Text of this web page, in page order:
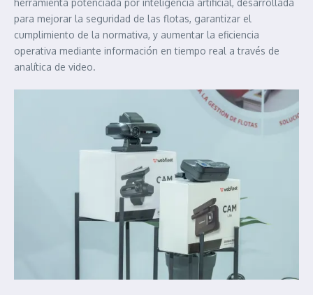
herramienta potenciada por inteligencia artificial, desarrollada
para mejorar la seguridad de las flotas, garantizar el
cumplimiento de la normativa, y aumentar la eficiencia
operativa mediante información en tiempo real a través de
analítica de video.